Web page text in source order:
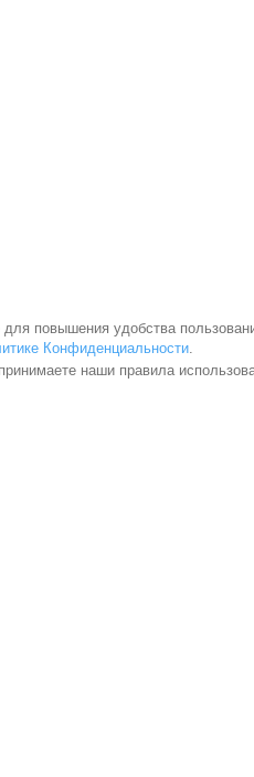
повышения удобства
Конфиденциальности.
наши правила